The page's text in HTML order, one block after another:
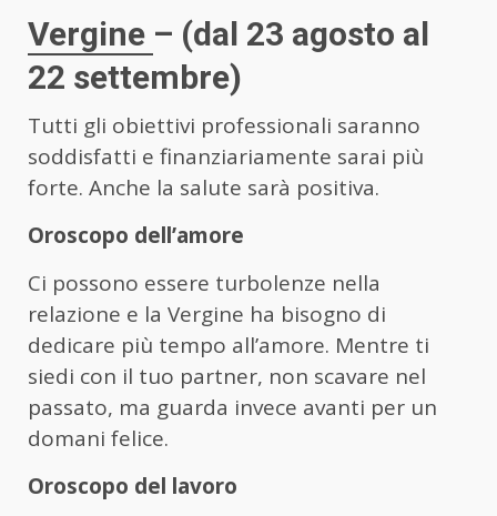
Vergine – (dal 23 agosto al
22 settembre)
Tutti gli obiettivi professionali saranno
soddisfatti e finanziariamente sarai più
forte. Anche la salute sarà positiva.
Oroscopo dell’amore
Ci possono essere turbolenze nella
relazione e la Vergine ha bisogno di
dedicare più tempo all’amore. Mentre ti
siedi con il tuo partner, non scavare nel
passato, ma guarda invece avanti per un
domani felice.
Oroscopo del lavoro